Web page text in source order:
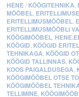
HENE / KÖÖGITEHNIKA,
MÖÖBEL,
ERITELLIMUSMÖÖBEL,
ERITELLIMUSMÖÖBLI
KÖÖGIMÖÖBEL,
KÖÖGID, KÖÖGID
TEHNIKAGA, KÖÖGID
KÖÖGID TALLINNAS,
KOOS PAIGALDUSEGA,
KÖÖGIMÖÖBEL OTSE
KÖÖGIMÖÖBEL
TELLIMINE,